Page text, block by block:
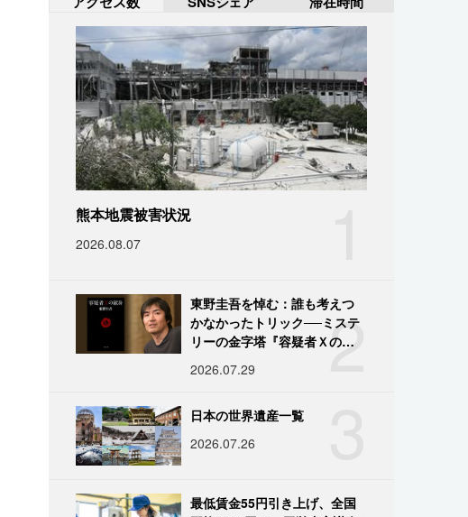
熊本地震被害状況
2026.08.07
2
東野圭吾を悼む：誰も考えつ
かなかったトリック──ミステ
リーの金字塔『容疑者Ｘの献
2026.07.29
日本の世界遺産一覧
2026.07.26
最低賃金55円引き上げ、全国